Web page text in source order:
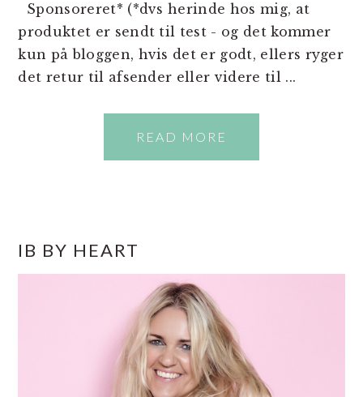
Sponsoreret* (*dvs herinde hos mig, at
produktet er sendt til test - og det kommer
kun på bloggen, hvis det er godt, ellers ryger
det retur til afsender eller videre til ...
READ MORE
SIDEBAR
IB BY HEART